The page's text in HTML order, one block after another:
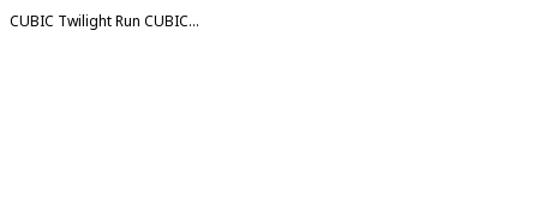
CUBIC Twilight Run CUBIC...